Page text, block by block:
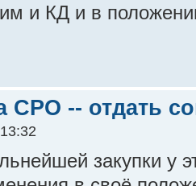
и КД и в
СРО -- отдать
закупки у